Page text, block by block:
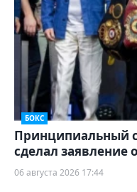
БОКС
Принципиальный
сделал заявление
06 августа 2026 17:44